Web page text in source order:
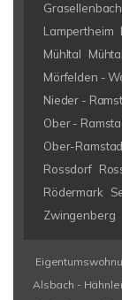
Grasellenbach
Lampertheim
Mühltal
Mörfelden -
Nieder -
Ober -
Ober-
Rossdorf
Rödermark
Zwingenberg
Alsbach -